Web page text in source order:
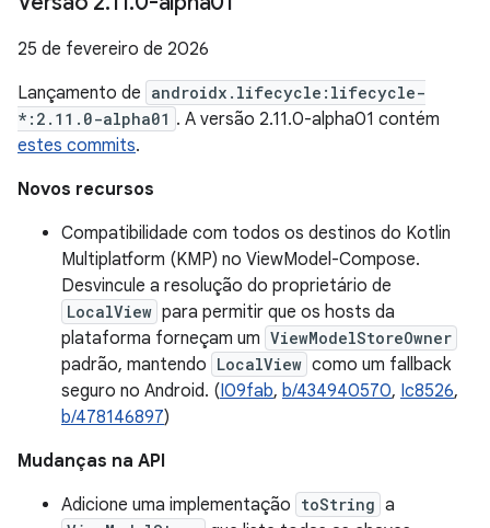
25 de fevereiro de 2026
Lançamento de androidx.lifecycle:lifecycle-
*:2.11.0-alpha01 . A versão 2.11.0-alpha01 contém
estes commits.
Novos recursos
Compatibilidade com todos os destinos do Kotlin
Multiplatform (KMP) no ViewModel-Compose.
Desvincule a resolução do proprietário de
LocalView para permitir que os hosts da
plataforma forneçam um ViewModelStoreOwner
padrão, mantendo LocalView como um fallback
seguro no Android. (I09fab, b/434940570, Ic8526,
b/478146897)
Mudanças na API
Adicione uma implementação toString a